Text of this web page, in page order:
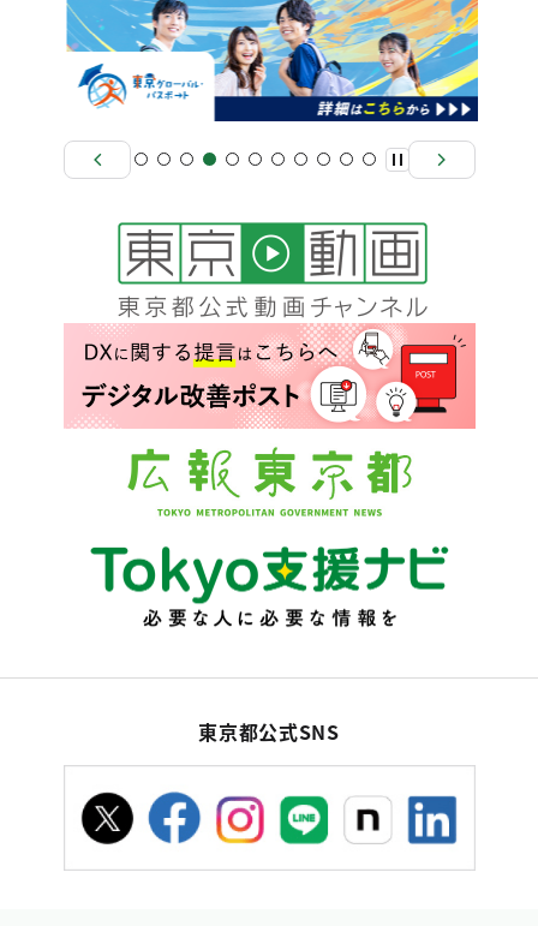
東京都公式SNS